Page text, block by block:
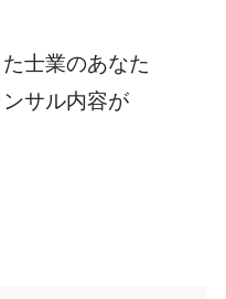
士業のあなた
サル内容が